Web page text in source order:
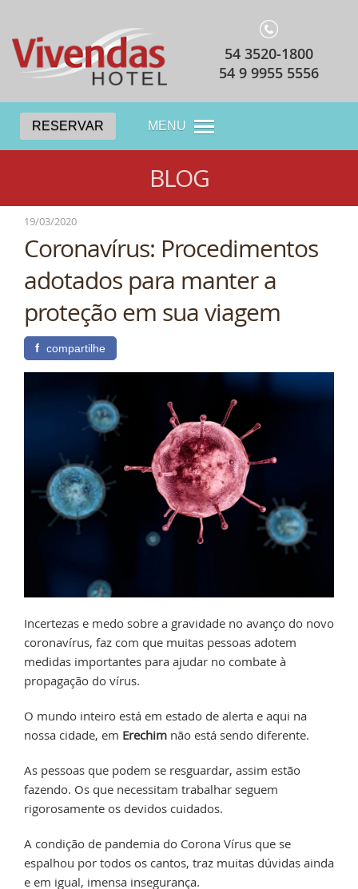
54 3520-1800
54 9 9955 5556
RESERVAR MENU
BLOG
19/03/2020
Coronavírus: Procedimentos
adotados para manter a
proteção em sua viagem
f compartilhe
Incertezas e medo sobre a gravidade no avanço do novo
coronavírus, faz com que muitas pessoas adotem
medidas importantes para ajudar no combate à
propagação do vírus.
O mundo inteiro está em estado de alerta e aqui na
nossa cidade, em Erechim não está sendo diferente.
As pessoas que podem se resguardar, assim estão
fazendo. Os que necessitam trabalhar seguem
rigorosamente os devidos cuidados.
A condição de pandemia do Corona Vírus que se
espalhou por todos os cantos, traz muitas dúvidas ainda
e em igual, imensa insegurança.